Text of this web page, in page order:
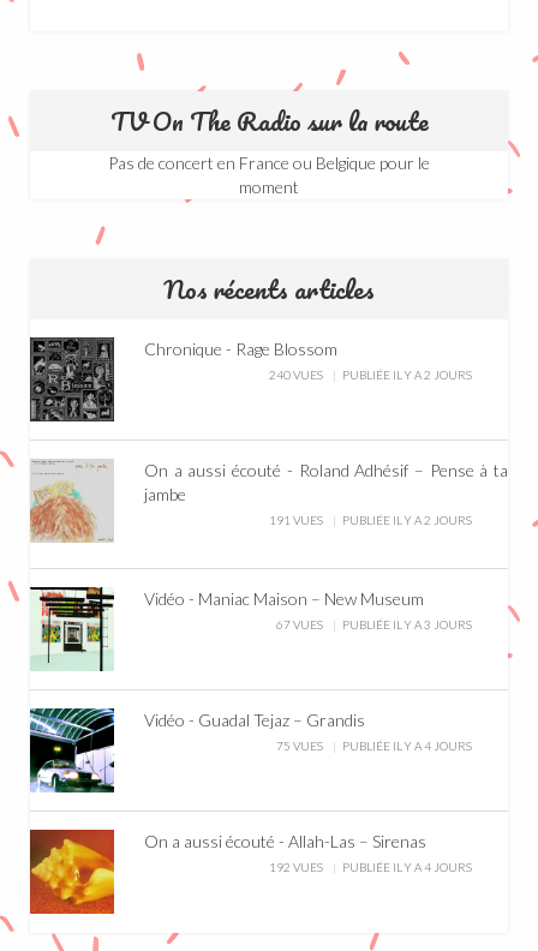
TV On The Radio sur la route
Pas de concert en France ou Belgique pour le
moment
Nos récents articles
Chronique - Rage Blossom
240 VUES PUBLIÉE IL Y A 2 JOURS
On a aussi écouté - Roland Adhésif – Pense à ta
jambe
191 VUES PUBLIÉE IL Y A 2 JOURS
Vidéo - Maniac Maison – New Museum
67 VUES PUBLIÉE IL Y A 3 JOURS
Vidéo - Guadal Tejaz – Grandis
75 VUES PUBLIÉE IL Y A 4 JOURS
On a aussi écouté - Allah-Las – Sirenas
192 VUES PUBLIÉE IL Y A 4 JOURS